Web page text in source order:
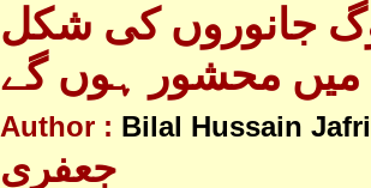
جانوروں کی شکل
میں محشور ہوں گے
Author : Bilal Hussain Jafri
جعفری